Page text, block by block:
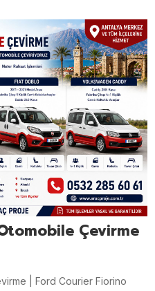
Çevirme
| Ford Courier Fiorino